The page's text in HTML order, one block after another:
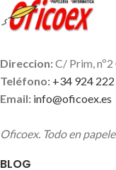
Direccion:C/ Prim,
Teléfono: +34 924
Email: info@oficoex.es
Oficoex. Todo en
BLOG